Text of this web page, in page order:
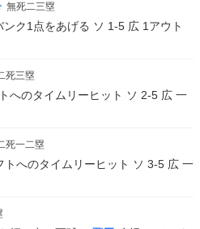
無死二三塁
ク1点をあげる ソ 1-5 広 1アウト
死三塁
へのタイムリーヒット ソ 2-5 広 一
死一二塁
へのタイムリーヒット ソ 3-5 広 一